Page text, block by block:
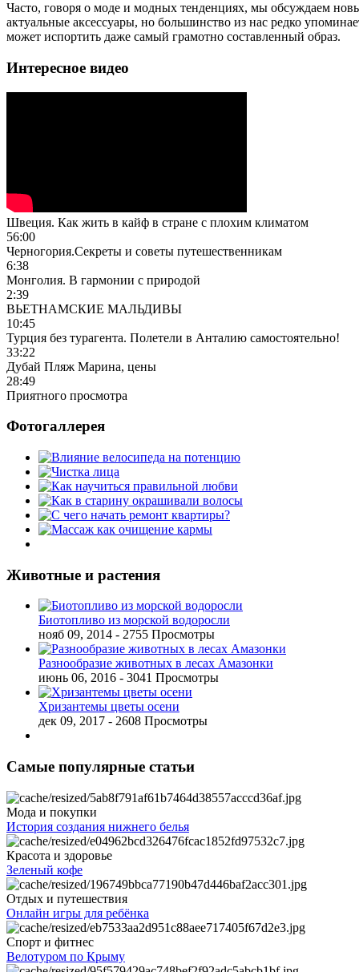
Часто, говоря о моде и модных тенденциях, мы обсуждаем
актуальные аксессуары, но большинство из нас редко
может испортить даже самый грамотно составленный образ.
Интересное видео
Швеция. Как жить в кайф в стране с плохим климатом
56:00
Черногория.Секреты и советы путешественникам
6:38
Монголия. В гармонии с природой
2:39
ВЬЕТНАМСКИЕ МАЛЬДИВЫ
10:45
Турция без турагента. Полетели в Анталию самостоятельно!
33:22
Дубай Пляж Марина, цены
28:49
Приятного просмотра
Фотогаллерея
Животные и растения
Биотопливо из морской водоросли
нояб 09, 2014 - 2755 Просмотры
Разнообразие животных в лесах Амазонки
июнь 06, 2016 - 3041 Просмотры
Хризантемы цветы осени
дек 09, 2017 - 2608 Просмотры
Самые популярные статьи
Мода и покупки
История создания нижнего белья
Красота и здоровье
Зеленый кофе
Отдых и путешествия
Онлайн игры для ребёнка
Спорт и фитнес
Велотуром по Крыму